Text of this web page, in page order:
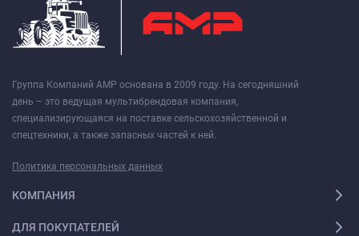
Группа Компаний АМР основана в 2009 году. На сегодняшний
день – это ведущая мультибрендовая компания,
специализирующаяся на поставке сельскохозяйственной и
спецтехники, а также запасных частей к ней.
Политика персональных данных
КОМПАНИЯ
ДЛЯ ПОКУПАТЕЛЕЙ